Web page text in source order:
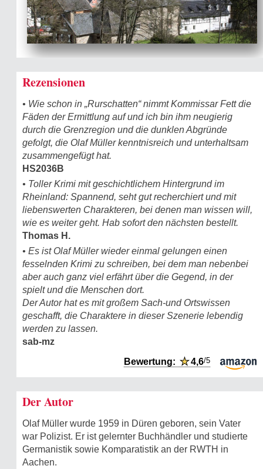
Rezensionen
• Wie schon in „Rurschatten“ nimmt Kommissar Fett die
Fäden der Ermittlung auf und ich bin ihm neugierig
durch die Grenzregion und die dunklen Abgründe
gefolgt, die Olaf Müller kenntnisreich und unterhaltsam
zusammengefügt hat.
HS2036B
• Toller Krimi mit geschichtlichem Hintergrund im
Rheinland: Spannend, seht gut recherchiert und mit
liebenswerten Charakteren, bei denen man wissen will,
wie es weiter geht. Hab sofort den nächsten bestellt.
Thomas H.
• Es ist Olaf Müller wieder einmal gelungen einen
fesselnden Krimi zu schreiben, bei dem man nebenbei
aber auch ganz viel erfährt über die Gegend, in der
spielt und die Menschen dort.
Der Autor hat es mit großem Sach-und Ortswissen
geschafft, die Charaktere in dieser Szenerie lebendig
werden zu lassen.
sab-mz
Bewertung:★4,6/5
Der Autor
Olaf Müller wurde 1959 in Düren geboren, sein Vater
war Polizist. Er ist gelernter Buchhändler und studierte
Germanistik sowie Komparatistik an der RWTH in
Aachen.